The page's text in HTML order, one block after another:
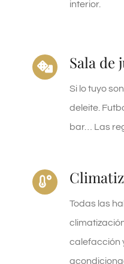
interior.
Sala de
Si lo tuyo
deleite.
bar… Las
Todas las
calefacción